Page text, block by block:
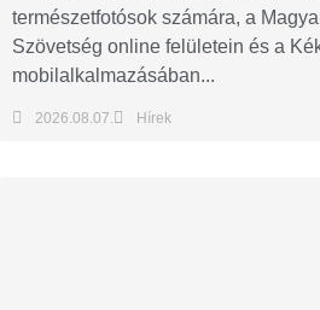
természetfotósok számára, a
Szövetség online felületein és a
mobilalkalmazásában...
2026.08.07. Hírek